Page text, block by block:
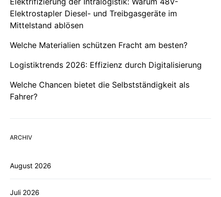
Elektrostapler Diesel- und Treibgasgeräte im
Mittelstand ablösen
Welche Materialien schützen Fracht am besten?
Logistiktrends 2026: Effizienz durch Digitalisierung
Welche Chancen bietet die Selbstständigkeit als
Fahrer?
ARCHIV
August 2026
Juli 2026